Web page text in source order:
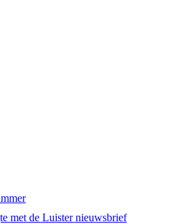
met de Luister nieuwsbrief